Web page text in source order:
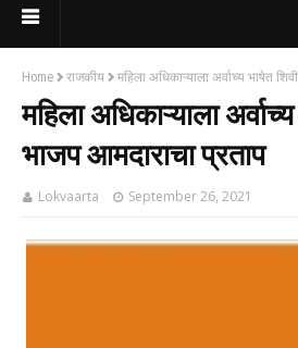
Home राजकीय महिला अधिकाऱ्याला अर्वाच्य भाषेत
महिला अधिकाऱ्याला
भाजप आमदाराचा प्रताप
Lokvaarta September 26, 2021